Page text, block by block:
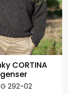
CORTINA
genser
292-02